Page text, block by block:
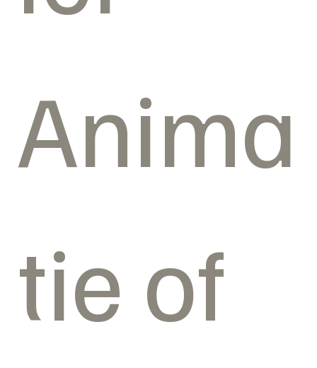
Anima
tie of